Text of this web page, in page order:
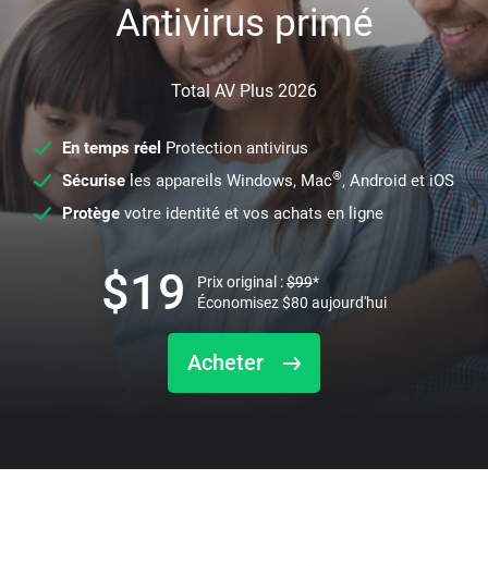
Antivirus primé
Total AV Plus 2026
En temps réel Protection antivirus
Sécuriseles appareils Windows, Mac®, Android et iOS
Protège votre identité et vos achats en ligne
Acheter
$19 Prix original :$99*
Économisez$80 aujourd'hui